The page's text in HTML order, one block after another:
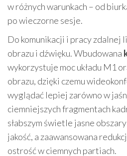
w różnych warunkach – od
po wieczorne sesje.
Do komunikacji i pracy zdalnej
obrazu i dźwięku. Wbudowana
wykorzystuje moc układu M1
obrazu, dzięki czemu
wyglądać lepiej zarówno w
ciemniejszych fragmentach
słabszym świetle jasne
jakość, a zaawansowana
ostrość w ciemnych partiach.